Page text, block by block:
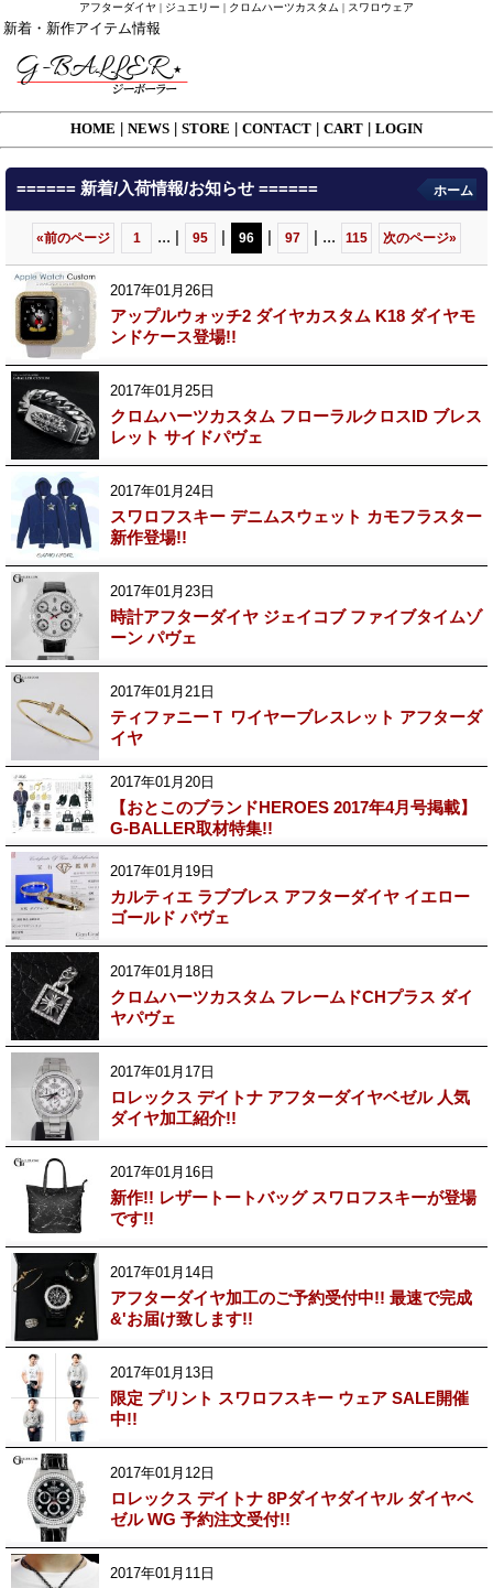
アフターダイヤ | ジュエリー | クロムハーツカスタム | スワロウェア
新着・新作アイテム情報
HOME NEWS STORE CONTACT CART LOGIN
====== 新着/入荷情報/お知らせ ====== ホーム
«前のページ 1 ... | 95 | 96 | 97 | ... 115 次のページ»
2017年01月26日
アップルウォッチ2 ダイヤカスタム K18 ダイヤモ
ンドケース登場!!
2017年01月25日
クロムハーツカスタム フローラルクロスID ブレス
レット サイドパヴェ
2017年01月24日
スワロフスキー デニムスウェット カモフラスター
新作登場!!
2017年01月23日
時計アフターダイヤ ジェイコブ ファイブタイムゾ
ーン パヴェ
2017年01月21日
ティファニーＴ ワイヤーブレスレット アフターダ
イヤ
2017年01月20日
【おとこのブランドHEROES 2017年4月号掲載】
G-BALLER取材特集!!
2017年01月19日
カルティエ ラブブレス アフターダイヤ イエロー
ゴールド パヴェ
2017年01月18日
クロムハーツカスタム フレームドCHプラス ダイ
ヤパヴェ
2017年01月17日
ロレックス デイトナ アフターダイヤベゼル 人気
ダイヤ加工紹介!!
2017年01月16日
新作!! レザートートバッグ スワロフスキーが登場
です!!
2017年01月14日
アフターダイヤ加工のご予約受付中!! 最速で完成
&'お届け致します!!
2017年01月13日
限定 プリント スワロフスキー ウェア SALE開催
中!!
2017年01月12日
ロレックス デイトナ 8Pダイヤダイヤル ダイヤベ
ゼル WG 予約注文受付!!
2017年01月11日